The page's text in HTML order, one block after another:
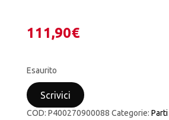
111,90€
Esaurito
Scrivici
COD: P400270900088 Categorie: